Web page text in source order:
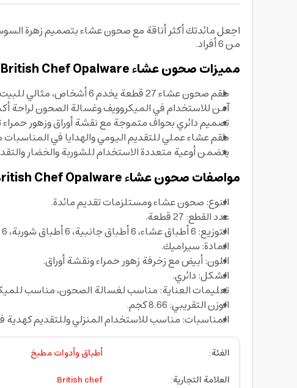
اجعل مائدتك أكثر أناقة مع صحون عشاء بتصميم زهرة
من 6 أفراد.
مميزات صحون عشاء British Chef Opalware
طقم صحون عشاء 27 قطعة يخدم 6 أشخاص، مثالي للبيت والضيافة.
آمن للاستخدام في الميكروويف وغسالة الصحون لراحة
تصميم دائري بحواف متموجة مع نقشة أوراق وزهور حمراء
طقم عشاء عملي للتقديم اليومي والهدايا في المناسبات
يتضمن أوعية متعددة الاستخدام للشوربة والخضار
مواصفات صحون عشاء British Chef Opalware
النوع: صحون عشاء ومستلزمات تقديم مائدة.
عدد القطع: 27 قطعة.
التوزيع: 6 أطباق عشاء، 6 أطباق جانبية، 6 أطباق شوربة، 6 أوعية خضار، 2 وعاء تقديم، 1 طبق أرز.
المادة: سيراميك.
اللون: أبيض مع زخرفة زهور حمراء ونقشة أوراق.
الشكل: دائري.
تعليمات العناية: مناسب لغسالة الصحون، مناسب
الوزن التقريبي: 8.66 كجم.
المناسبات: مناسب للاستخدام المنزلي وللتقديم كهدية
الفئة:
أطباق وأدوات مطبخ
العلامة التجارية:
British chef